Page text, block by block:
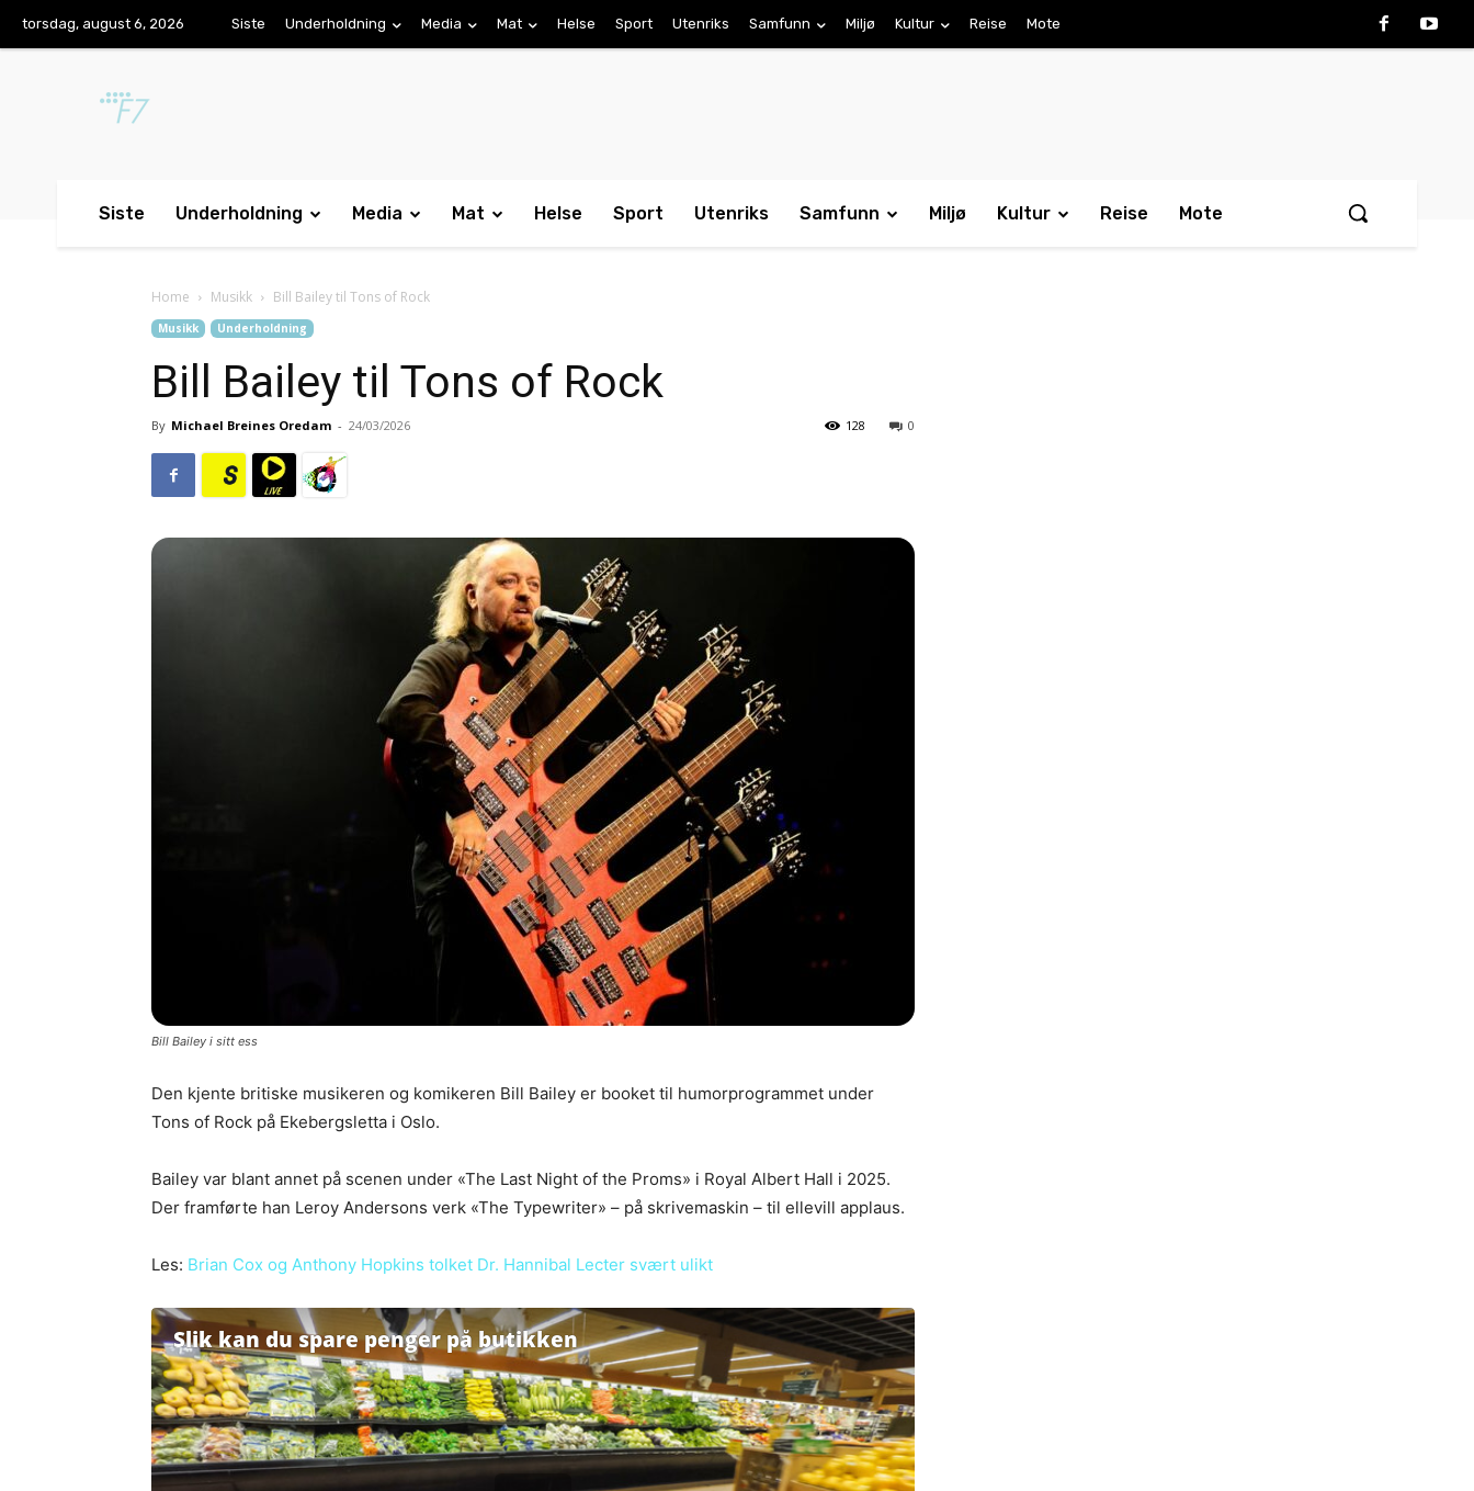
torsdag, august 6, 2026 Siste Underholdning Media Mat Helse Sport Utenriks Samfunn Miljø Kultur Reise Mote
Siste Underholdning Media Mat Helse Sport Utenriks Samfunn Miljø Kultur Reise Mote
Home Musikk Bill Bailey til Tons of Rock
Musikk Underholdning
Bill Bailey til Tons of Rock
By Michael Breines Oredam - 24/03/2026 0
128
Bill Bailey i sitt ess
Den kjente britiske musikeren og komikeren Bill Bailey er booket til humorprogrammet under
Tons of Rock på Ekebergsletta i Oslo.
Bailey var blant annet på scenen under «The Last Night of the Proms» i Royal Albert Hall i 2025.
Der framførte han Leroy Andersons verk «The Typewriter» – på skrivemaskin – til ellevill applaus.
Les: Brian Cox og Anthony Hopkins tolket Dr. Hannibal Lecter svært ulikt